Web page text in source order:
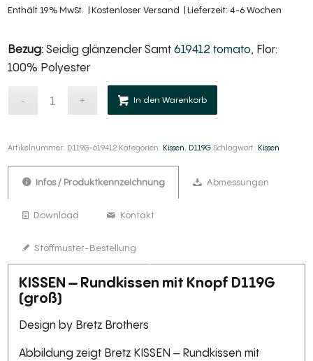
Enthält 19% MwSt.
Kostenloser Versand Lieferzeit: 4-6 Wochen
Bezug:Seidig glänzender Samt619412 tomato, Flor:
100% Polyester
In den Warenkorb
Artikelnummer: D119G-619412 Kategorien: Kissen, D119G Schlagwort: Kissen
Infos / Produktkennzeichnung Abmessungen
Download Kontakt
Stoffmuster-Bestellung
KISSEN – Rundkissen mit Knopf D119G
(groß)
Design by Bretz Brothers
Abbildung zeigt Bretz KISSEN – Rundkissen mit